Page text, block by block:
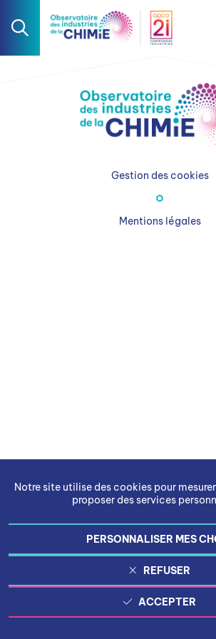
Notre site utilise des cookies pour
proposer des services
PERSONNALISER MES
REFUSER
ACCEPTER
Gestion des cookies
Mentions légales